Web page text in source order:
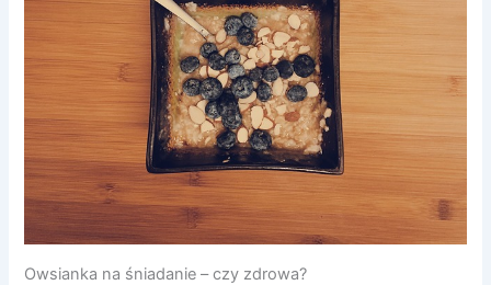
Owsianka na śniadanie – czy zdrowa?